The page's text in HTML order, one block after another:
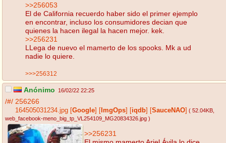
>>256053
El de California recuerdo haber sido el primer ejemplo
en encontrar, incluso los consumidores decian que
quienes la hacen ilegal la hacen mejor. kek.
>>256231
LLega de nuevo el mamerto de los spooks. Mk a ud
nadie lo quiere.
>>>256312
Anónimo 16/02/22 22:25
/#/ 256266
164505031234.jpg Google ImgOps iqdb SauceNAO ( 52.04KB
web_facebook-meno_big_tp_VL254109_MG20834326.jpg )
>>256231